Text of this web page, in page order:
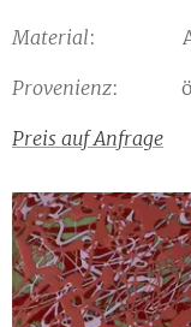
Material:
Provenienz:
Preis auf Anfrage